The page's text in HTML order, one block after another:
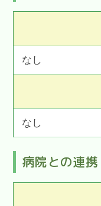
なし
なし
病院との連携